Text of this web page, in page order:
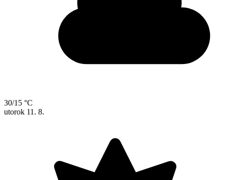
30/15 °C
utorok 11. 8.